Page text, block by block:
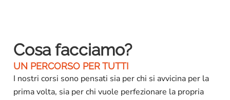
Cosa facciamo?
UN PERCORSO PER TUTTI
I nostri corsi sono pensati sia per chi si avvicina per la
prima volta, sia per chi vuole perfezionare la propria